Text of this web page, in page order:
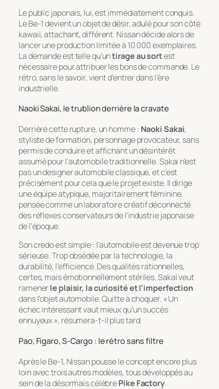
Le public japonais, lui, est immédiatement conquis.
Le Be-1 devient un objet de désir, adulé pour son côté
kawaii, attachant, différent. Nissan décide alors de
lancer une production limitée à 10 000 exemplaires.
La demande est telle qu’untirage au sortest
nécessaire pour attribuer les bons de commande. Le
rétro, sans le savoir, vient d’entrer dans l’ère
industrielle.
Naoki Sakai, le trublion derrière la cravate
Derrière cette rupture, un homme : Naoki Sakai,
styliste de formation, personnage provocateur, sans
permis de conduire et affichant un désintérêt
assumé pour l’automobile traditionnelle. Sakai n’est
pas un designer automobile classique, et c’est
précisément pour cela que le projet existe. Il dirige
une équipe atypique, majoritairement féminine,
pensée comme un laboratoire créatif déconnecté
des réflexes conservateurs de l’industrie japonaise
de l’époque.
Son credo est simple : l’automobile est devenue trop
sérieuse. Trop obsédée par la technologie, la
durabilité, l’efficience. Des qualités rationnelles,
certes, mais émotionnellement stériles. Sakai veut
ramenerle plaisir, la curiosité et l’imperfection
dans l’objet automobile. Quitte à choquer. « Un
échec intéressant vaut mieux qu’un succès
ennuyeux », résumera-t-il plus tard.
Pao, Figaro, S-Cargo : le rétro sans filtre
Après le Be-1, Nissan pousse le concept encore plus
loin avec trois autres modèles, tous développés au
sein de la désormais célèbrePike Factory.